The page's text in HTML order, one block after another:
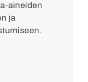
aineiden
ja